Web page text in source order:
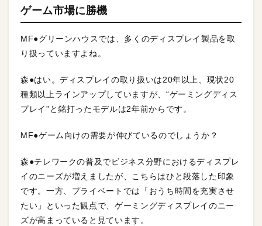
ゲーム市場に勝機
MF●グリーンハウスでは、多くのディスプレイ製品を取
り扱っていますよね。
森●はい。ディスプレイの取り扱いは20年以上、現状20
種類以上ラインアップしていますが、“ゲーミングディス
プレイ”と銘打ったモデルは2年前からです。
MF●ゲーム向けの需要が伸びているのでしょうか？
森●テレワークの普及でビジネス分野におけるディスプレ
イのニーズが増えましたが、こちらはひと段落した印象
です。一方、プライベートでは「おうち時間を充実させ
たい」といった観点で、ゲーミングディスプレイのニー
ズが高まっていると見ています。